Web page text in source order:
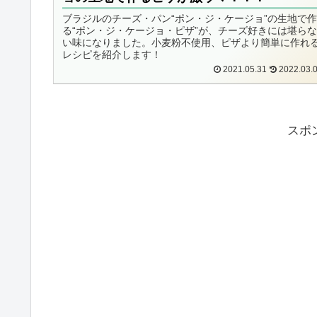
ブラジルのチーズ・パン“ポン・ジ・ケージョ”の生地で作
る“ポン・ジ・ケージョ・ピザ”が、チーズ好きには堪らな
い味になりました。小麦粉不使用、ピザより簡単に作れ
レシピを紹介します！
2021.05.31
スポ